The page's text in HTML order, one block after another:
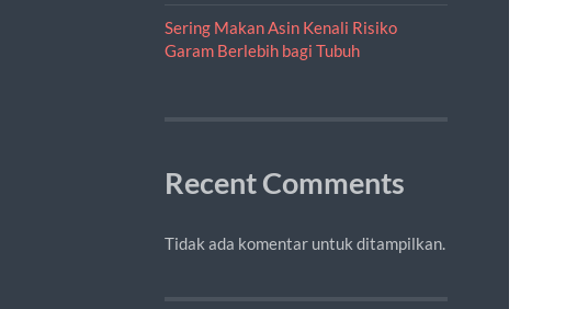
Sering Makan Asin Kenali Risiko
Garam Berlebih bagi Tubuh
Recent Comments
Tidak ada komentar untuk ditampilkan.